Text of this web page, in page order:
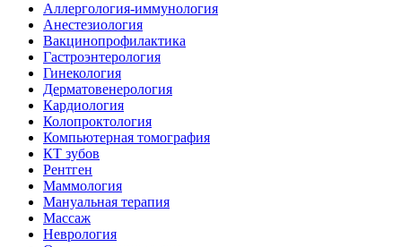
Аллергология-иммунология
Анестезиология
Вакцинопрофилактика
Гастроэнтерология
Гинекология
Дерматовенерология
Кардиология
Колопроктология
Компьютерная томография
КТ зубов
Рентген
Маммология
Мануальная терапия
Массаж
Неврология